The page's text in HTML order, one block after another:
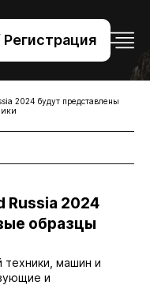
32
2024 будут представлены
Russia 2024
образцы
техники, машин и
и